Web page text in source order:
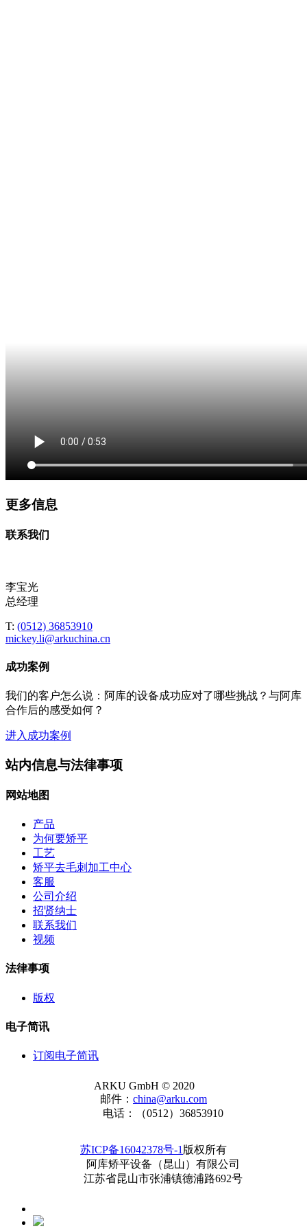
更多信息
联系我们
李宝光
总经理
T: (0512) 36853910
mickey.li@arkuchina.cn
成功案例
我们的客户怎么说：阿库的设备成功应对了哪些挑战？与阿库
合作后的感受如何？
进入成功案例
站内信息与法律事项
网站地图
产品
为何要矫平
工艺
矫平去毛刺加工中心
客服
公司介绍
招贤纳士
联系我们
视频
法律事项
版权
电子简讯
订阅电子简讯
ARKU GmbH © 2020
邮件： china@arku.com
电话：（0512）36853910
苏ICP备16042378号-1 版权所有
阿库矫平设备（昆山）有限公司
江苏省昆山市张浦镇德浦路692号